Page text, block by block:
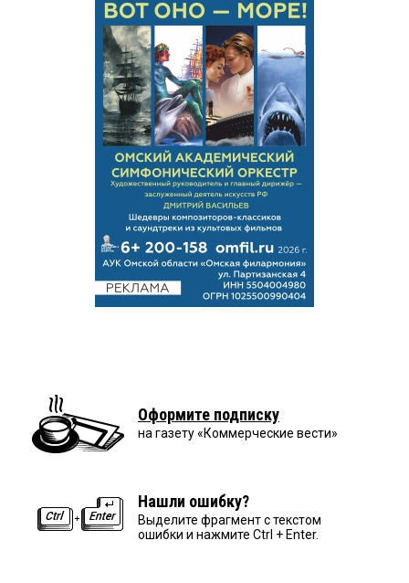
Оформите подписку
на газету «Коммерческие вести»
Нашли ошибку?
Выделите фрагмент с текстом
ошибки и нажмите Ctrl + Enter.